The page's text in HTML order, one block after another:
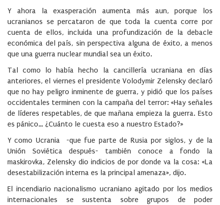
Y ahora la exasperación aumenta más aun, porque los
ucranianos se percataron de que toda la cuenta corre por
cuenta de ellos, incluida una profundización de la debacle
económica del país, sin perspectiva alguna de éxito, a menos
que una guerra nuclear mundial sea un éxito.
Tal como lo había hecho la cancillería ucraniana en días
anteriores, el viernes el presidente Volodymir Zelensky declaró
que no hay peligro inminente de guerra, y pidió que los países
occidentales terminen con la campaña del terror: «Hay señales
de líderes respetables, de que mañana empieza la guerra. Esto
es pánico… ¿Cuánto le cuesta eso a nuestro Estado?»
Y como Ucrania -que fue parte de Rusia por siglos, y de la
Unión Soviética después- también conoce a fondo la
maskirovka, Zelensky dio indicios de por donde va la cosa: «La
desestabilización interna es la principal amenaza», dijo.
El incendiario nacionalismo ucraniano agitado por los medios
internacionales se sustenta sobre grupos de poder